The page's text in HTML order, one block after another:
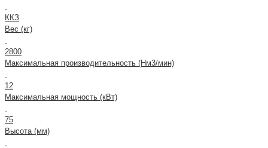
ККЗ
Вес (кг)
2800
Максимальная производительность (Нм3/мин)
12
Максимальная мощность (кВт)
75
Высота (мм)